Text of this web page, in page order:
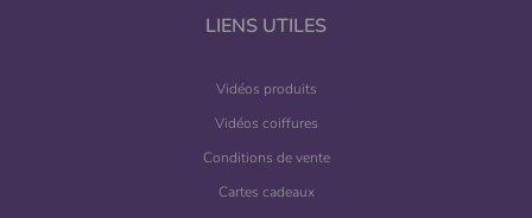
LIENS UTILES
Vidéos produits
Vidéos coiffures
Conditions de vente
Cartes cadeaux